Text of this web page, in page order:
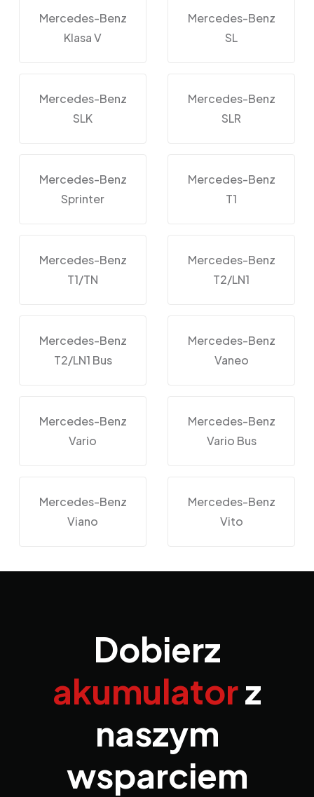
Mercedes-Benz
Klasa V
Mercedes-Benz
SL
Mercedes-Benz
SLK
Mercedes-Benz
SLR
Mercedes-Benz
Sprinter
Mercedes-Benz
T1
Mercedes-Benz
T1/TN
Mercedes-Benz
T2/LN1
Mercedes-Benz
T2/LN1 Bus
Mercedes-Benz
Vaneo
Mercedes-Benz
Vario
Mercedes-Benz
Vario Bus
Mercedes-Benz
Viano
Mercedes-Benz
Vito
Dobierz
akumulatorz
naszym
wsparciem